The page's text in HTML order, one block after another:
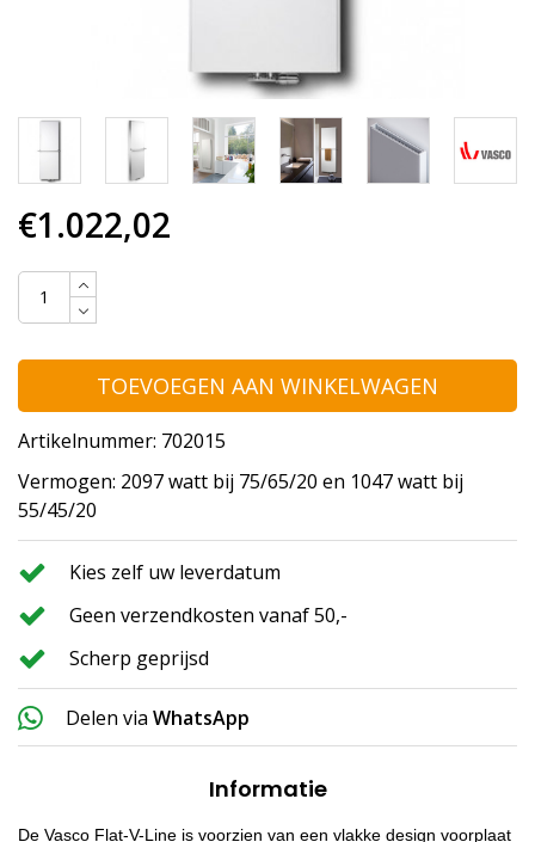
€1.022,02
TOEVOEGEN AAN WINKELWAGEN
Artikelnummer: 702015
Vermogen: 2097 watt bij 75/65/20 en 1047 watt bij
55/45/20
Kies zelf uw leverdatum
Geen verzendkosten vanaf 50,-
Scherp geprijsd
Delen via WhatsApp
Informatie
De Vasco Flat-V-Line is voorzien van een vlakke design voorplaat